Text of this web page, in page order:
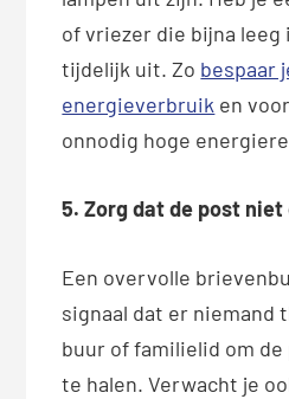
of vriezer die bijna leeg
tijdelijk uit. Zo bespaar
energieverbruik en
onnodig hoge
5. Zorg dat de post
Een overvolle
signaal dat er niemand
buur of familielid om
te halen. Verwacht je